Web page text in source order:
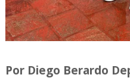
Por Diego Berardo